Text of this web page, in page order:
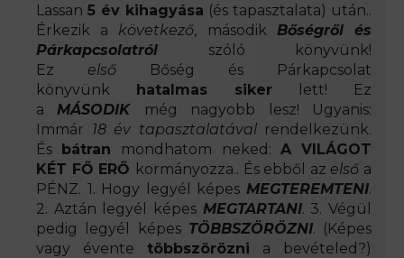
Lassan 5 év kihagyása (és tapasztalata) után..
Érkezik a következő, második Bőségről és
Párkapcsolatról szóló könyvünk!
Ez első
Bőség és Párkapcsolat
könyvünk hatalmas siker lett! Ez
a MÁSODIK
még nagyobb lesz! Ugyanis:
Immár 18 év tapasztalatávalrendelkezünk.
És bátran mondhatom neked: A VILÁGOT
KÉT FŐ ERŐ kormányozza.. És ebből az első a
PÉNZ. 1. Hogy legyél képes MEGTEREMTENI.
2. Aztán legyél képes MEGTARTANI. 3. Végül
pedig legyél képes TÖBBSZÖRÖZNI. (Képes
vagy évente többszörözni a bevételed?)